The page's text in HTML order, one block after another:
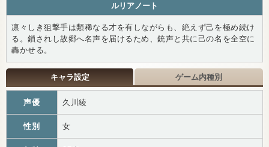
ルリアノート
凛々しき狙撃手は類稀なる才を有しながらも、絶えず己を極め続け
る。鎖されし故郷へ名声を届けるため、銃声と共に己の名を全空に
轟かせる。
キャラ設定 ゲーム内種別
声優 久川綾
性別 女